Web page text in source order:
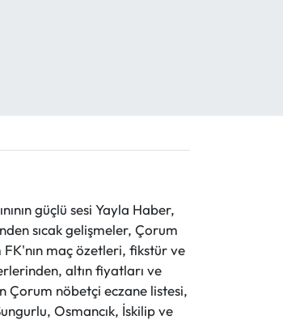
güçlü sesi Yayla Haber,
sıcak gelişmeler, Çorum
FK'nın maç özetleri, fikstür ve
altın fiyatları ve
Çorum nöbetçi eczane listesi,
Osmancık, İskilip ve